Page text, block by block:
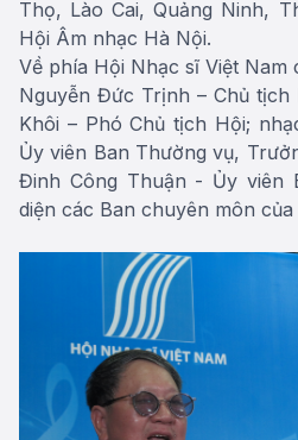
Thọ, Lào Cai, Quảng Ninh,
Hội Âm nhạc Hà Nội.
Về phía Hội Nhạc sĩ Việt
Nguyễn Đức Trịnh – Chủ tịch
Khôi – Phó Chủ tịch Hội;
Ủy viên Ban Thường vụ,
Đinh Công Thuận - Ủy viên
diện các Ban chuyên môn của